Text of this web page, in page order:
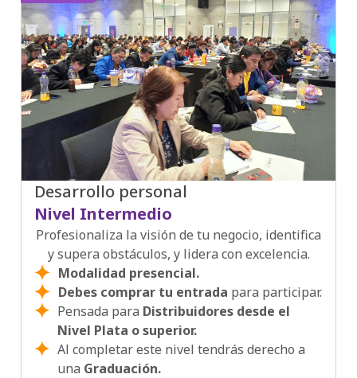
Desarrollo personal
Nivel Intermedio
Profesionaliza la visión de tu negocio, identifica
y supera obstáculos, y lidera con excelencia.
Modalidad presencial.
Debes comprar tu entrada para participar.
Pensada para Distribuidores desde el
Nivel Plata o superior.
Al completar este nivel tendrás derecho a
una Graduación.